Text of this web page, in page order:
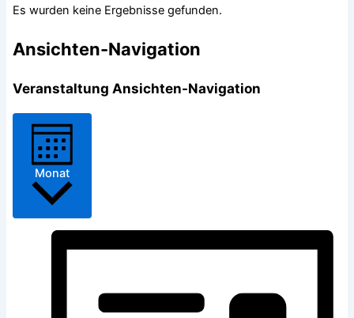
Es wurden keine Ergebnisse gefunden.
Ansichten-Navigation
Veranstaltung Ansichten-Navigation
Monat